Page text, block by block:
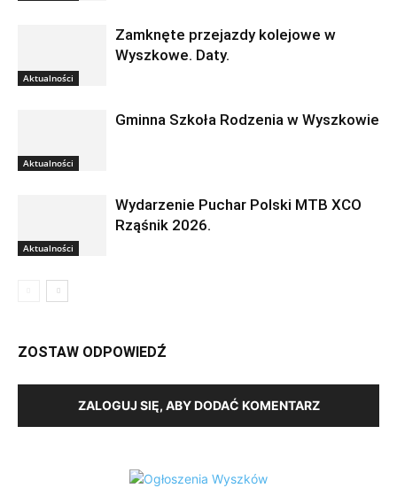
Aktualności
Zamknęte przejazdy kolejowe w
Wyszkowe. Daty.
Aktualności
Gminna Szkoła Rodzenia w Wyszkowie
Aktualności
Wydarzenie Puchar Polski MTB XCO
Rząśnik 2026.
ZOSTAW ODPOWIEDŹ
ZALOGUJ SIĘ, ABY DODAĆ KOMENTARZ